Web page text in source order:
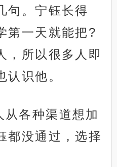
句。宁钰长得
第一天就能把?
，所以很多人即
认识他。
从各种渠道想加
都没通过，选择